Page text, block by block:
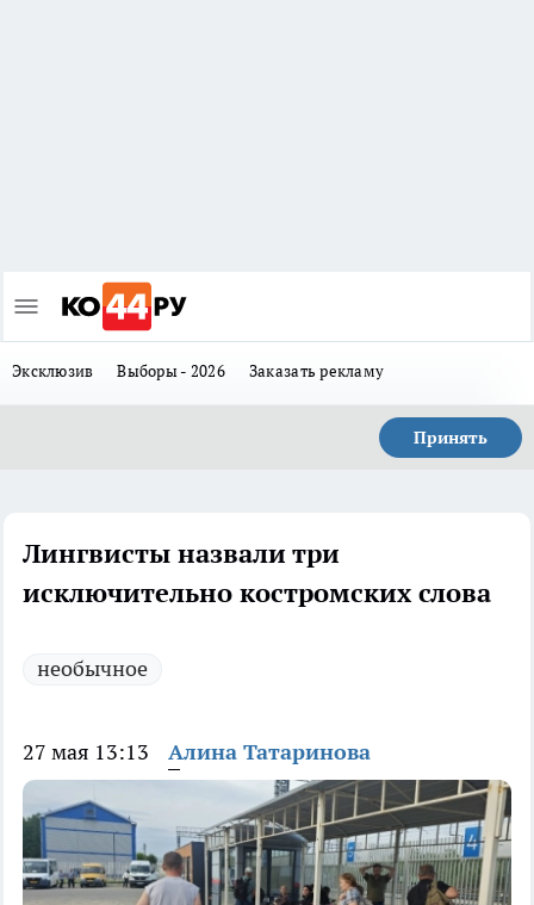
Эксклюзив Выборы - 2026 Заказать рекламу
Принять
Лингвисты назвали три
исключительно костромских слова
необычное
27 мая 13:13 Алина Татаринова